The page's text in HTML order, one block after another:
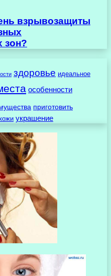
взрывозащиты
зон?
здоровье идеальное
особенности
приготовить
украшение